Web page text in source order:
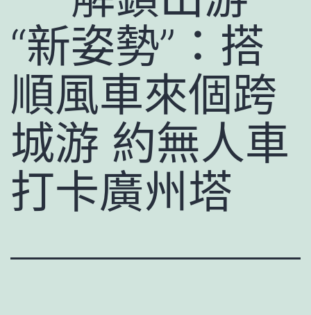
“新姿勢”：搭
順風車來個跨
城游 約無人車
打卡廣州塔